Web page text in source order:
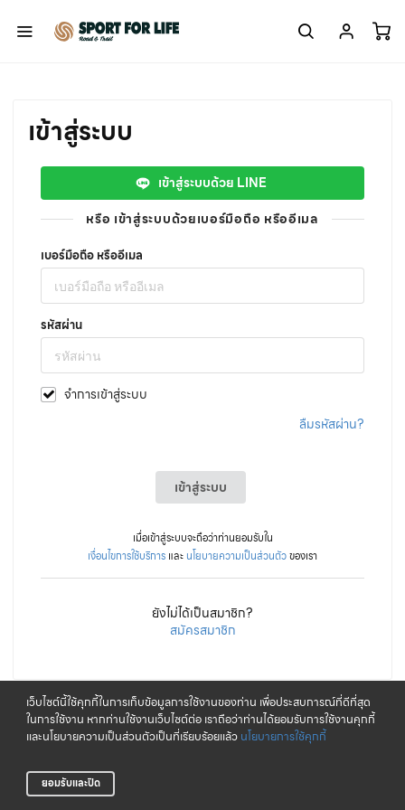
เว็บไซต์นี้ใช้คุกกี้ในการเก็บข้อมูลการใช้งานของท่าน เพื่อประสบการณ์ที่ดีที่สุด
ในการใช้งาน หากท่านใช้งานเว็บไซต์ต่อ เราถือว่าท่านได้ยอมรับการใช้งานคุกกี้
และนโยบายความเป็นส่วนตัวเป็นที่เรียบร้อยแล้ว นโยบายการใช้คุกกี้
ยอมรับและปิด
เข้าสู่ระบบ
เข้าสู่ระบบด้วย LINE
หรือ เข้าสู่ระบบด้วยเบอร์มือถือ หรืออีเมล
เบอร์มือถือ หรืออีเมล
รหัสผ่าน
จำการเข้าสู่ระบบ
ลืมรหัสผ่าน?
เข้าสู่ระบบ
เมื่อเข้าสู่ระบบจะถือว่าท่านยอมรับใน
เงื่อนไขการใช้บริการ และ นโยบายความเป็นส่วนตัวของเรา
ยังไม่ได้เป็นสมาชิก?
สมัครสมาชิก